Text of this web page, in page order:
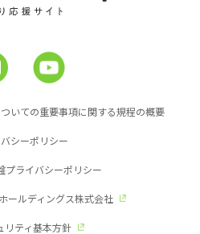
いての重要事項に関する規程の概要
シーポリシー
プライバシーポリシー
ールディングス株式会社
リティ基本方針